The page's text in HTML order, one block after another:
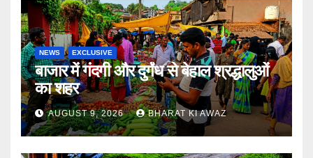
NEWS EXCLUSIVE
बाजार में गंदगी और दुर्गंध से बेहाल श्रद्धालुओं
का शहर
AUGUST 9, 2026 BHARAT KI AWAZ